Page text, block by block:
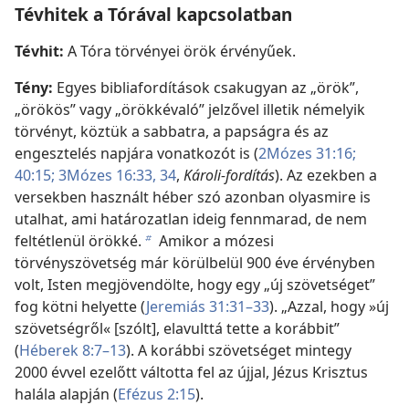
Tévhitek a Tórával kapcsolatban
Tévhit: A Tóra törvényei örök érvényűek.
Tény: Egyes bibliafordítások csakugyan az „örök”,
„örökös” vagy „örökkévaló” jelzővel illetik némelyik
törvényt, köztük a sabbatra, a papságra és az
engesztelés napjára vonatkozót is (2Mózes 31:16;
40:15; 3Mózes 16:33, 34, Károli-fordítás). Az ezekben a
versekben használt héber szó azonban olyasmire is
utalhat, ami határozatlan ideig fennmarad, de nem
feltétlenül örökké. b Amikor a mózesi
törvényszövetség már körülbelül 900 éve érvényben
volt, Isten megjövendölte, hogy egy „új szövetséget”
fog kötni helyette (Jeremiás 31:31–33). „Azzal, hogy »új
szövetségről« [szólt], elavulttá tette a korábbit”
(Héberek 8:7–13). A korábbi szövetséget mintegy
2000 évvel ezelőtt váltotta fel az újjal, Jézus Krisztus
halála alapján (Efézus 2:15).